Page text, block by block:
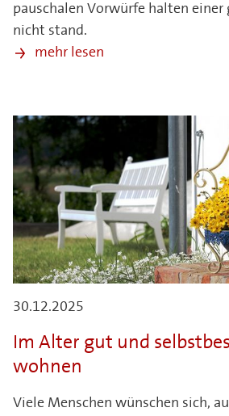
pauschalen Vorwürfe halten einer
nicht stand.
mehr lesen
30.12.2025
Im Alter gut und
wohnen
Viele Menschen wünschen sich,